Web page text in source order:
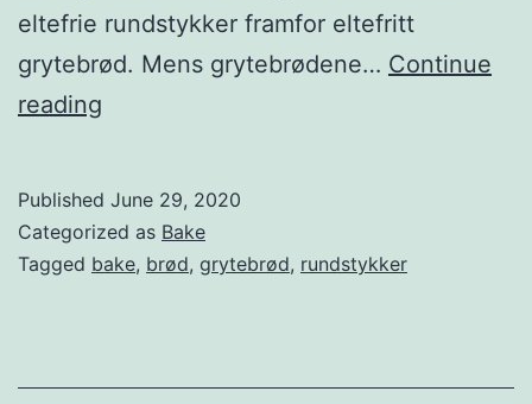
eltefrie rundstykker framfor eltefritt
grytebrød. Mens grytebrødene… Continue
reading
r
f
e
Published June 29, 2020
Categorized as Bake
Tagged bake, brød, grytebrød, rundstykker